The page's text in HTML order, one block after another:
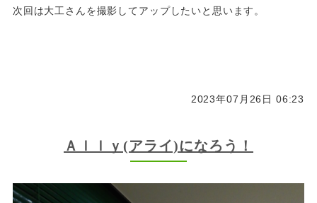
次回は大工さんを撮影してアップしたいと思います。
2023年07月26日 06:23
Ａｌｌｙ(アライ)になろう！